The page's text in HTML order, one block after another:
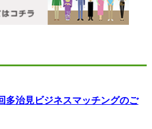
治見ビジネスマッチングのご